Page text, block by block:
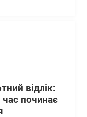
відлік:
починає